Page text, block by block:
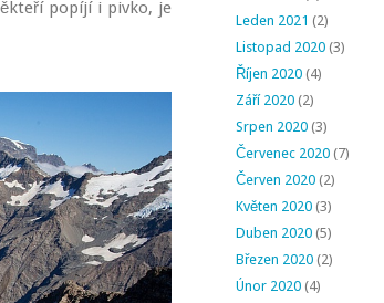
popíjí i pivko, je
Leden 2021 (2)
Listopad 2020(3)
Říjen 2020(4)
Září 2020(2)
Srpen 2020(3)
Červenec 2020(7)
Červen 2020(2)
Květen 2020(3)
Duben 2020(5)
Březen 2020(2)
Únor 2020(4)